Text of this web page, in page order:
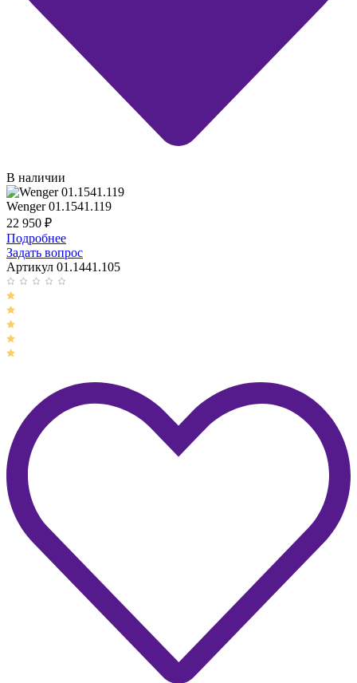
В наличии
Wenger 01.1541.119
22 950 ₽
Подробнее
Задать вопрос
Артикул 01.1441.105